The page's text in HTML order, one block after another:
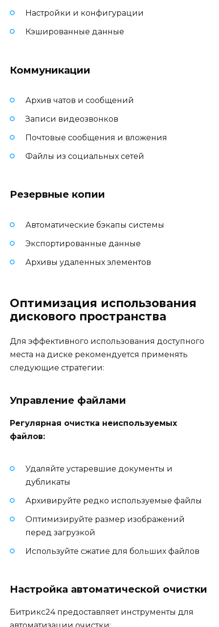
Настройки и конфигурации
Кэшированные данные
Коммуникации
Архив чатов и сообщений
Записи видеозвонков
Почтовые сообщения и вложения
Файлы из социальных сетей
Резервные копии
Автоматические бэкапы системы
Экспортированные данные
Архивы удаленных элементов
Оптимизация использования
дискового пространства
Для эффективного использования доступного
места на диске рекомендуется применять
следующие стратегии:
Управление файлами
Регулярная очистка неиспользуемых
файлов:
Удаляйте устаревшие документы и
дубликаты
Архивируйте редко используемые файлы
Оптимизируйте размер изображений
перед загрузкой
Используйте сжатие для больших файлов
Настройка автоматической очистки
Битрикс24 предоставляет инструменты для